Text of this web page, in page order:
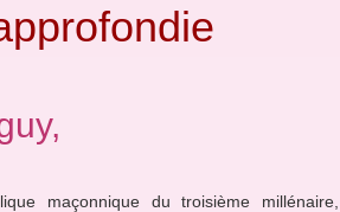
maçonnique du troisième millénaire,